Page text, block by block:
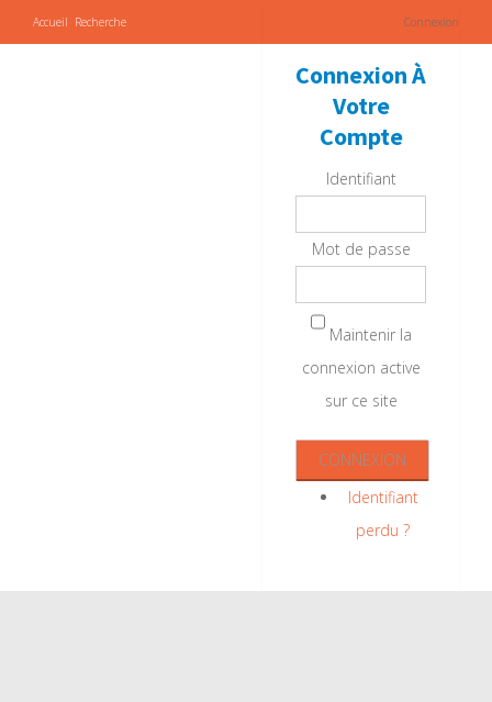
Accueil Recherche Connexion
Connexion À
Votre
Compte
Identifiant
Mot de passe
Maintenir la
connexion active
sur ce site
Identifiant
perdu ?